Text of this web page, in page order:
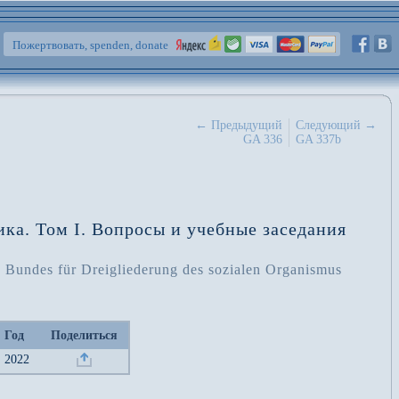
Пожертвовать, spenden, donate
← Предыдущий
GA 336
Следующий →
GA 337b
Том I. Вопросы и учебные заседания
für Dreigliederung des sozialen Organismus
Год
Поделиться
2022